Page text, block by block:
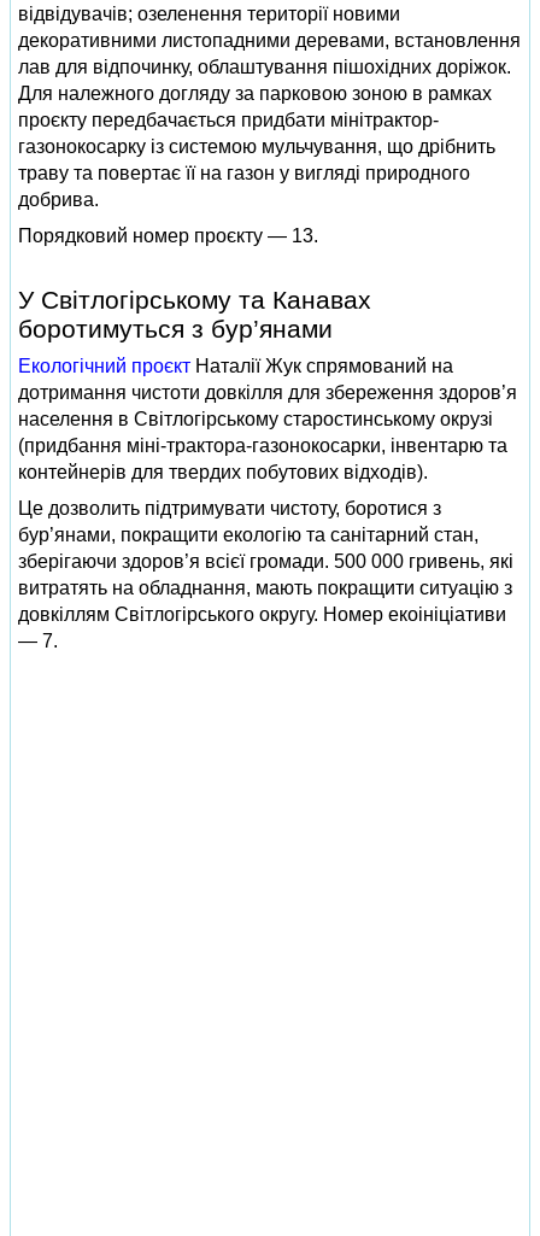
відвідувачів; озеленення території новими
декоративними листопадними деревами, встановлення
лав для відпочинку, облаштування пішохідних доріжок.
Для належного догляду за парковою зоною в рамках
проєкту передбачається придбати мінітрактор-
газонокосарку із системою мульчування, що дрібнить
траву та повертає її на газон у вигляді природного
добрива.
Порядковий номер проєкту — 13.
У Світлогірському та Канавах
боротимуться з бур’янами
Екологічний проєкт Наталії Жук спрямований на
дотримання чистоти довкілля для збереження здоров’я
населення в Світлогірському старостинському окрузі
(придбання міні-трактора-газонокосарки, інвентарю та
контейнерів для твердих побутових відходів).
Це дозволить підтримувати чистоту, боротися з
бур’янами, покращити екологію та санітарний стан,
зберігаючи здоров’я всієї громади. 500 000 гривень, які
витратять на обладнання, мають покращити ситуацію з
довкіллям Світлогірського округу. Номер екоініціативи
— 7.